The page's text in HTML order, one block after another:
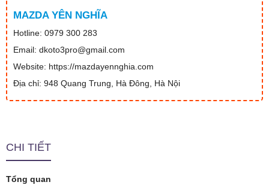
MAZDA YÊN NGHĨA
Hotline: 0979 300 283
Email: dkoto3pro@gmail.com
Website: https://mazdayennghia.com
Địa chỉ: 948 Quang Trung, Hà Đông, Hà Nội
CHI TIẾT
Tổng quan